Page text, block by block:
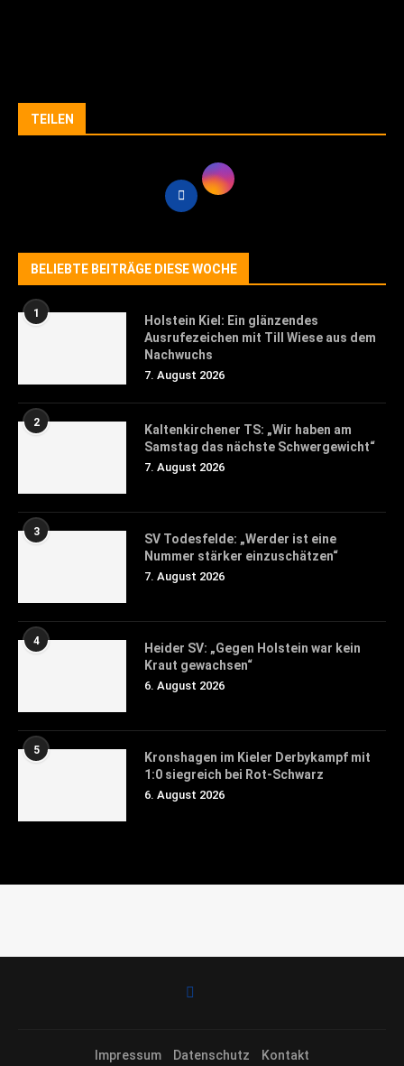
TEILEN
BELIEBTE BEITRÄGE DIESE WOCHE
1
Holstein Kiel: Ein glänzendes
Ausrufezeichen mit Till Wiese aus dem
Nachwuchs
7. August 2026
2
Kaltenkirchener TS: „Wir haben am
Samstag das nächste Schwergewicht“
7. August 2026
3
SV Todesfelde: „Werder ist eine
Nummer stärker einzuschätzen“
7. August 2026
4
Heider SV: „Gegen Holstein war kein
Kraut gewachsen“
6. August 2026
5
Kronshagen im Kieler Derbykampf mit
1:0 siegreich bei Rot-Schwarz
6. August 2026
Impressum Datenschutz Kontakt